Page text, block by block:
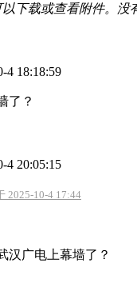
下载或查看附件。没
4 18:18:59
了？
4 20:05:15
2025-10-4 17:44
汉广电上幕墙了？